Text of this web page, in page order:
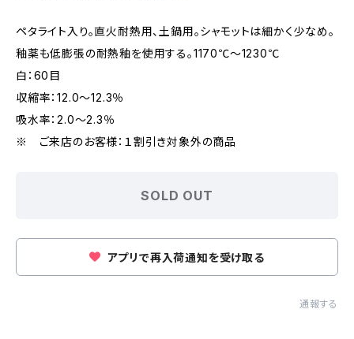
ペタライト入り。直火耐熱用、土鍋用。シャモットは細かく少なめ。
釉薬も低膨張の耐熱釉を使用する。1170℃～1230℃
白：60目
収縮率：12.0～12.3％
吸水率：2.0～2.3％
※ ご来店のお客様：１割引き対象外の商品
SOLD OUT
アプリで再入荷通知を受け取る
通報する